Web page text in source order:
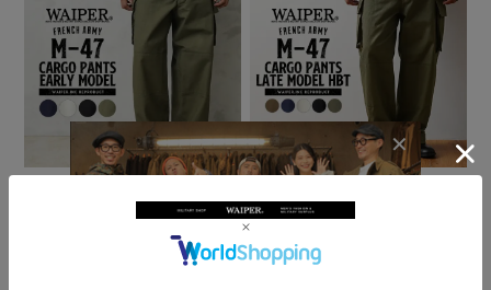
前期型 コットン製【WP93】【R】【キャン
¥10,780(税込)
-47 カーゴパンツ 後期型 HBT【WP1026】
【T】【キャンペーン対象外】ミリタリー